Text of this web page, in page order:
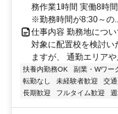
ます。＞
務作業1時間 実働8時
※勤務時間が8:30～の
仕事内容 勤務地につ
対象に配置校を検討い
ますが、 通勤エリア
扶養内勤務OK 副業・Wワー
転勤なし
未経験者歓迎 交
長期歓迎
フルタイム歓迎